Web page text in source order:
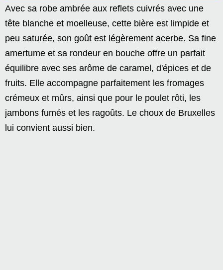
Avec sa robe ambrée aux reflets cuivrés avec une
tête blanche et moelleuse, cette bière est limpide et
peu saturée, son goût est légèrement acerbe. Sa fine
amertume et sa rondeur en bouche offre un parfait
équilibre avec ses arôme de caramel, d'épices et de
fruits. Elle accompagne parfaitement les fromages
crémeux et mûrs, ainsi que pour le poulet rôti, les
jambons fumés et les ragoûts. Le choux de Bruxelles
lui convient aussi bien.